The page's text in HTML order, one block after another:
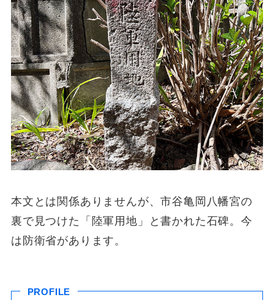
本文とは関係ありませんが、市谷亀岡八幡宮の
裏で見つけた「陸軍用地」と書かれた石碑。今
は防衛省があります。
PROFILE